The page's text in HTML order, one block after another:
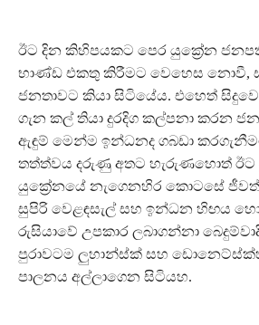
ඊට දින කිහිපයකට පෙර යුක්‍රේන
භාණ්ඩ එකතු කිරීමට වෙහෙස නොවී,
ජනතාවට කියා සිටියේය. එහෙත්
ගැන කල් තියා දුරදිග කල්පනා කරන
ඇඳුම් මෙන්ම ඉන්ධනද ගබඩා
තත්ත්වය දරුණු අතට හැරුණහොත් ඊට
යුක්‍රේනයේ නැගෙනහිර කොටසේ
සුපිරි වෙළඳසැල් සහ ඉන්ධන හිඟය
රුසියාවේ උපකාර ලබාගන්නා
පුරාවටම ලුහාන්ස්ක් සහ
පාලනය අල්ලාගෙන සිටියහ.